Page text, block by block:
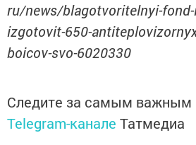
ru/news/blagotvoritelnyi-
izgotovit-650-
boicov-svo-6020330
Следите за самым важным
Telegram-канале Татмедиа